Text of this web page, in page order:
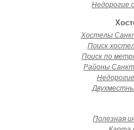
Недорогие
Хостелы
Поиск
Поиск по
Районы
Полезная